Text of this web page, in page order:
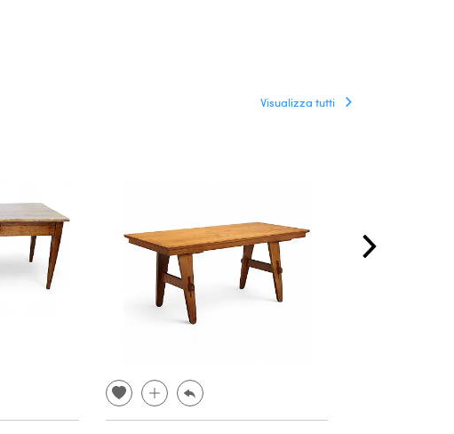
Visualizza tutti